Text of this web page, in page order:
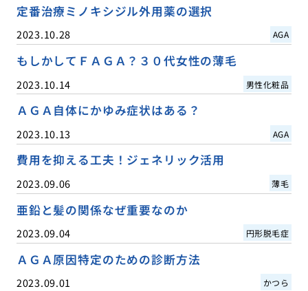
定番治療ミノキシジル外用薬の選択
2023.10.28 AGA
もしかしてＦＡＧＡ？３０代女性の薄毛
2023.10.14 男性化粧品
ＡＧＡ自体にかゆみ症状はある？
2023.10.13 AGA
費用を抑える工夫！ジェネリック活用
2023.09.06 薄毛
亜鉛と髪の関係なぜ重要なのか
2023.09.04 円形脱毛症
ＡＧＡ原因特定のための診断方法
2023.09.01 かつら